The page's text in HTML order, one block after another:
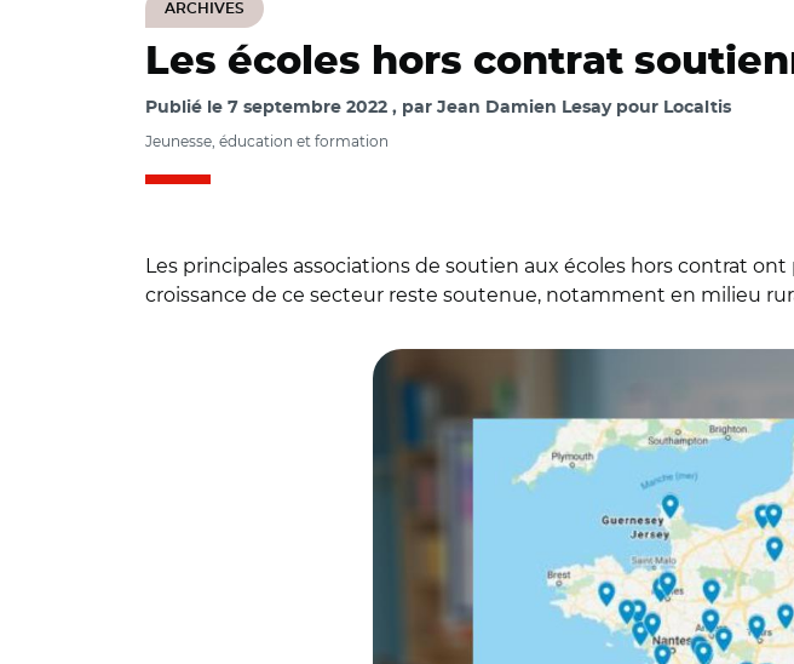
ARCHIVES
Les écoles hors contrat
Publié le 7 septembre 2022 par Jean Damien Lesay pour Localtis
Jeunesse, éducation et formation
Les principales associations de soutien aux écoles hors contrat
croissance de ce secteur reste soutenue, notamment en milieu